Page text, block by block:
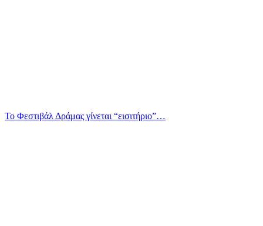
Το Φεστιβάλ Δράμας γίνεται “εισιτήριο”…